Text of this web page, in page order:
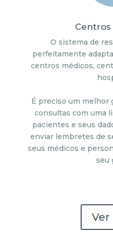
O sistema de
perfeitamente
centros médicos,
É preciso um melhor
consultas com uma
pacientes e seus
enviar lembretes de
seus médicos e
seu
Ver